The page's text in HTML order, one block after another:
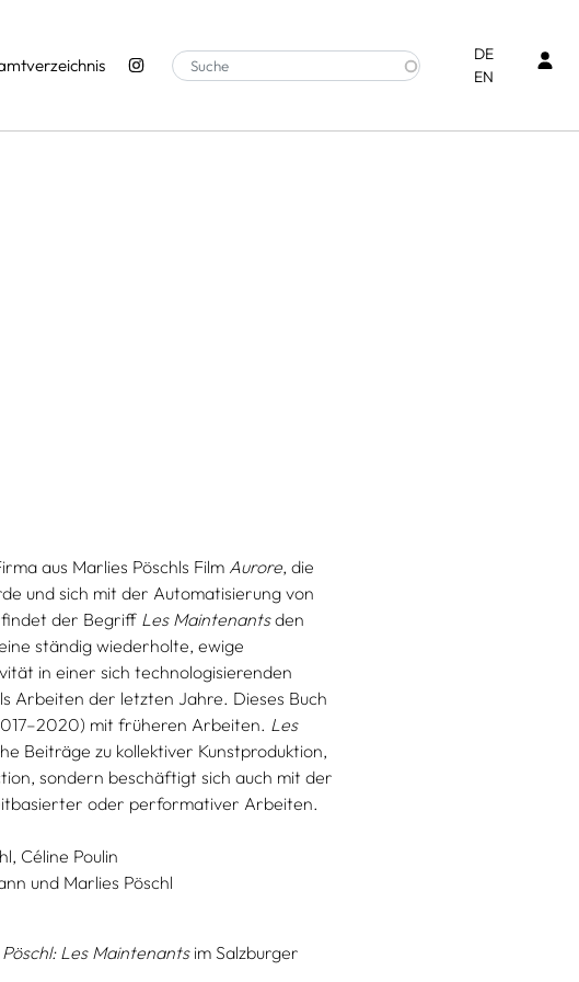
DE
EN
aus Marlies Pöschls Film Aurore, die
und sich mit der Automatisierung von
der Begriff Les Maintenantsden
ständig wiederholte, ewige
in einer sich technologisierenden
Arbeiten der letzten Jahre. Dieses Buch
mit früheren Arbeiten. Les
Beiträge zu kollektiver Kunstproduktion,
sondern beschäftigt sich auch mit der
oder performativer Arbeiten.
Céline Poulin
und Marlies Pöschl
Les Maintenantsim Salzburger